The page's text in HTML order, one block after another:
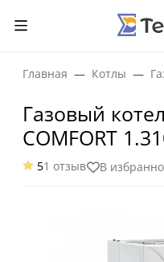
Главная Котлы
Газовый
COMFORT
51 отзыв В